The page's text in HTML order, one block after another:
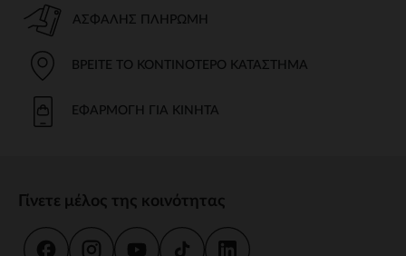
ΑΣΦΑΛΉΣ ΠΛΗΡΩΜΉ
ΒΡΕΊΤΕ ΤΟ ΚΟΝΤΙΝΌΤΕΡΟ ΚΑΤΆΣΤΗΜΑ
ΕΦΑΡΜΟΓΉ ΓΙΑ ΚΙΝΗΤΆ
Γίνετε μέλος της κοινότητας